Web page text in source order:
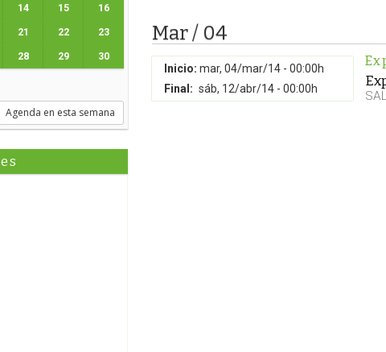
14 15 16
21 22 23
28 29 30
Agenda en esta semana
Mar / 04
Inicio: mar, 04/mar/14 - 00:00h
Final: sáb, 12/abr/14 - 00:00h